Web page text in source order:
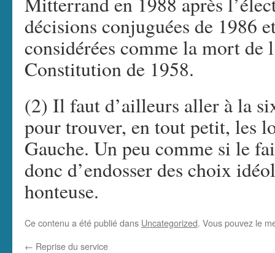
décisions conjuguées de 1986
considérées comme la mort de
Constitution de 1958.
(2) Il faut d’ailleurs aller à la
pour trouver, en tout petit, les
Gauche. Un peu comme si le
donc d’endosser des choix
honteuse.
Ce contenu a été publié dans Uncategorized. Vous pouvez le
← Reprise du service